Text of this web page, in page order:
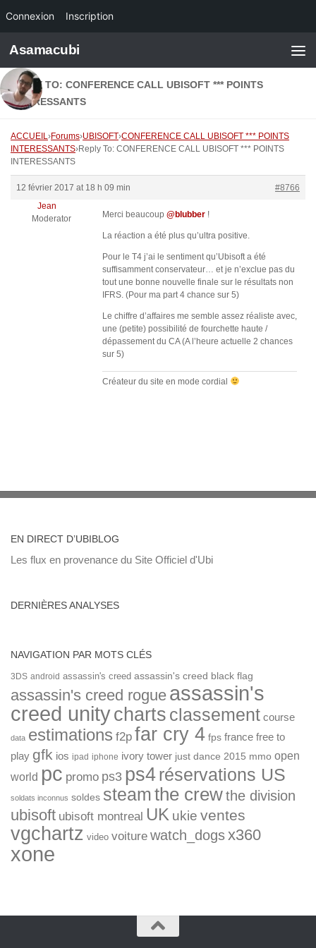
Connexion Inscription
Skip to content
Asamacubi
REPLY TO: CONFERENCE CALL UBISOFT *** POINTS
INTERESSANTS
ACCUEIL›Forums›UBISOFT›CONFERENCE CALL UBISOFT *** POINTS
INTERESSANTS›Reply To: CONFERENCE CALL UBISOFT *** POINTS
INTERESSANTS
12 février 2017 at 18 h 09 min
#8766
Jean
Moderator
Merci beaucoup @blubber !
La réaction a été plus qu’ultra positive.
Pour le T4 j’ai le sentiment qu’Ubisoft a été
suffisamment conservateur… et je n’exclue pas du
tout une bonne nouvelle finale sur le résultats non
IFRS. (Pour ma part 4 chance sur 5)
Le chiffre d’affaires me semble assez réaliste avec,
une (petite) possibilité de fourchette haute /
dépassement du CA (A l’heure actuelle 2 chances
sur 5)
Créateur du site en mode cordial
EN DIRECT D’UBIBLOG
Les flux en provenance du Site Officiel d'Ubi
DERNIÈRES ANALYSES
NAVIGATION PAR MOTS CLÉS
3DS android assassin's creed assassin's creed black flag
assassin's creed rogue assassin's
creed unitycharts classement course
data estimations f2p far cry 4 fps france free to
play gfk ios ipad iphone ivory tower just dance 2015 mmo open
world pc promo ps3 ps4réservations US
soldats inconnus soldes steamthe crewthe division
ubisoft ubisoft montreal UK ukie ventes
vgchartz video voiture watch_dogsx360
xone